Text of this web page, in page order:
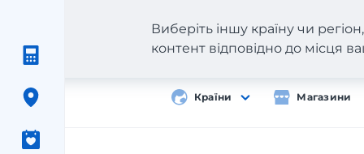
Країни Магазини
Виберіть іншу країну чи
контент відповідно до місця